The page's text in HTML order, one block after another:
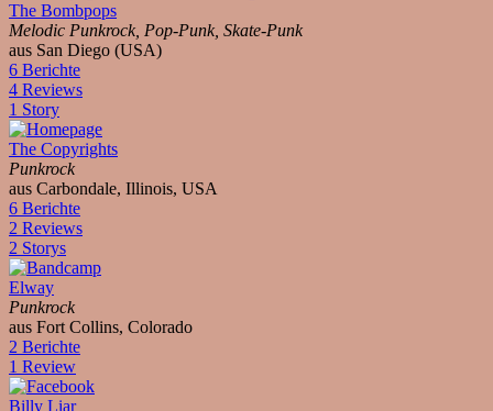
The Bombpops
Melodic Punkrock, Pop-Punk, Skate-Punk
aus San Diego (USA)
6 Berichte
4 Reviews
1 Story
The Copyrights
Punkrock
aus Carbondale, Illinois, USA
6 Berichte
2 Reviews
2 Storys
Elway
Punkrock
aus Fort Collins, Colorado
2 Berichte
1 Review
Billy Liar